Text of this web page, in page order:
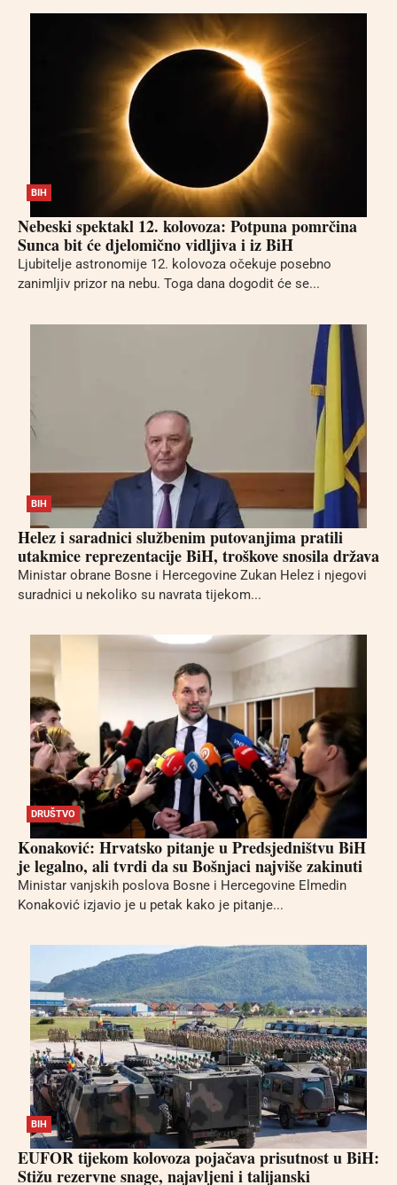
BIH
Nebeski spektakl 12. kolovoza: Potpuna pomrčina
Sunca bit će djelomično vidljiva i iz BiH
Ljubitelje astronomije 12. kolovoza očekuje posebno
zanimljiv prizor na nebu. Toga dana dogodit će se...
BIH
Helez i saradnici službenim putovanjima pratili
utakmice reprezentacije BiH, troškove snosila država
Ministar obrane Bosne i Hercegovine Zukan Helez i njegovi
suradnici u nekoliko su navrata tijekom...
DRUŠTVO
Konaković: Hrvatsko pitanje u Predsjedništvu BiH
je legalno, ali tvrdi da su Bošnjaci najviše zakinuti
Ministar vanjskih poslova Bosne i Hercegovine Elmedin
Konaković izjavio je u petak kako je pitanje...
BIH
EUFOR tijekom kolovoza pojačava prisutnost u BiH:
Stižu rezervne snage, najavljeni i talijanski